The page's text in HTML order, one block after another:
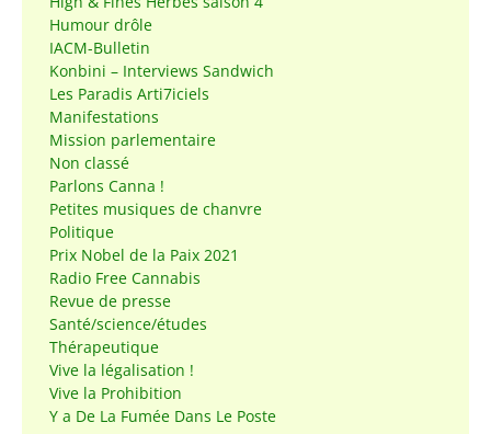
Humour drôle
IACM-Bulletin
Konbini – Interviews Sandwich
Les Paradis Arti7iciels
Manifestations
Mission parlementaire
Non classé
Parlons Canna !
Petites musiques de chanvre
Politique
Prix Nobel de la Paix 2021
Radio Free Cannabis
Revue de presse
Santé/science/études
Thérapeutique
Vive la légalisation !
Vive la Prohibition
Y a De La Fumée Dans Le Poste